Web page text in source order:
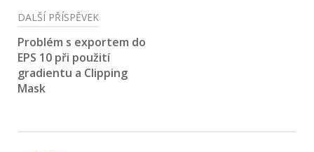
DALŠÍ PŘÍSPĚVEK
Problém s exportem do
EPS 10 při použití
gradientu a Clipping
Mask